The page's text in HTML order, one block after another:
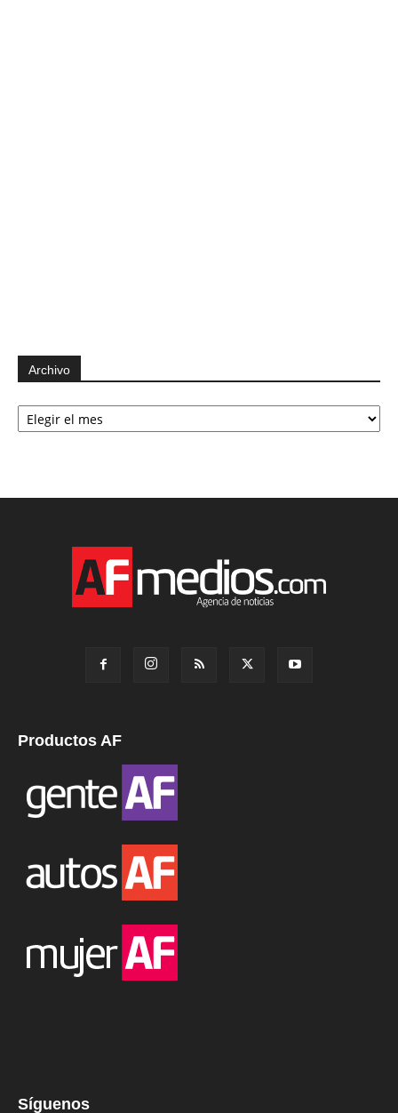
Archivo
Archivo
Productos AF
Síguenos